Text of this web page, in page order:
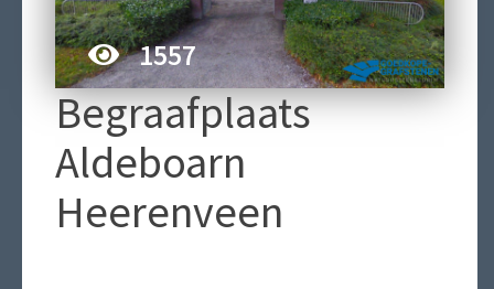
1557
Begraafplaats
Aldeboarn
Heerenveen